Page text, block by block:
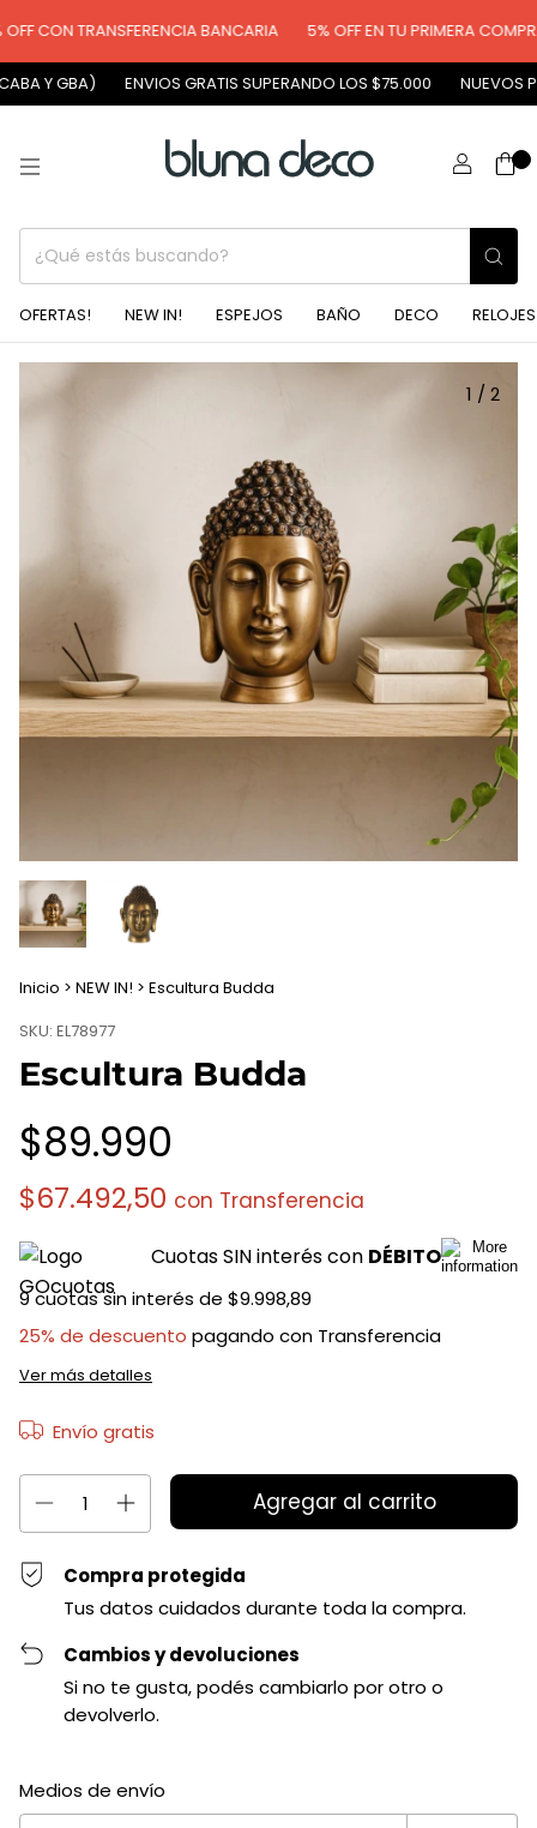
CON TRANSFERENCIA BANCARIA 5% OFF EN TU PRIMERA COMPRA
Y GBA) ENVIOS GRATIS SUPERANDO LOS $75.000 NUEVOS
OFERTAS! NEW IN! ESPEJOS BAÑO DECO RELOJES
1 / 2
Inicio > NEW IN! > Escultura Budda
SKU: EL78977
Escultura Budda
$89.990
$67.492,50 con Transferencia
Cuotas SIN interés con DÉBITO
9cuotas sin interés de $9.998,89
25% de descuento pagando con Transferencia
Ver más detalles
Envío gratis
Compra protegida
Tus datos cuidados durante toda la compra.
Cambios y devoluciones
Si no te gusta, podés cambiarlo por otro o
devolverlo.
Entregas para el CP:
Medios de envío